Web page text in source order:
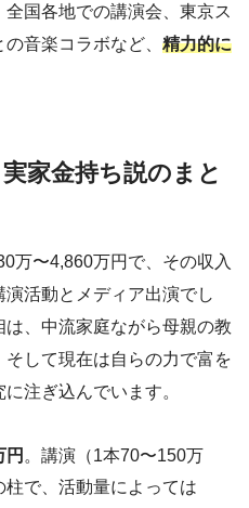
国各地での講演会、東京ス
音楽コラボなど、 精力的に
家金持ち説のまと
万〜4,860万円で、その収入
活動とメディア出演でし
、中流家庭ながら母親の教
して現在は自らの力で富を
注ぎ込んでいます。
円 。講演（1本70〜150万
で、活動量によっては